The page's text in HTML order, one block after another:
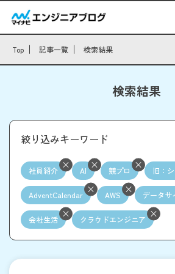
Top 記事一覧 検索結果
検索結果
絞り込みキーワード
社員紹介 AI 競プロ 旧：
AdventCalendar AWS データサ
会社生活 クラウドエンジニア